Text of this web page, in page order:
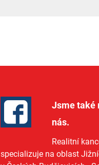
Jsme také
nás.
Realitní
specializuje na oblast